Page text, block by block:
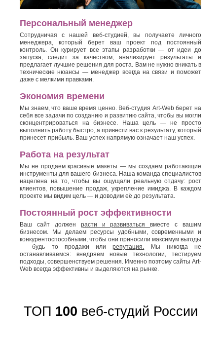
Персональный менеджер
Сотрудничая с нашей веб-студией, вы получаете личного
менеджера, который берет ваш проект под постоянный
контроль. Он курирует все этапы разработки — от идеи до
запуска, следит за качеством, анализирует результаты и
предлагает лучшие решения для роста. Вам не нужно вникать в
технические нюансы — менеджер всегда на связи и поможет
даже с мелкими правками.
Экономия времени
Мы знаем, что ваше время ценно. Веб-студия Art-Web берет на
себя все задачи по созданию и развитию сайта, чтобы вы могли
сконцентрироваться на бизнесе. Наша цель — не просто
выполнить работу быстро, а привести вас к результату, который
принесет прибыль. Ваш успех напрямую означает наш успех.
Работа на результат
Мы не продаем красивые макеты — мы создаем работающие
инструменты для вашего бизнеса. Наша команда специалистов
нацелена на то, чтобы вы ощущали реальную отдачу: рост
клиентов, повышение продаж, укрепление имиджа. В каждом
проекте мы видим цель — и доводим её до результата.
Постоянный рост эффективности
Ваш сайт должен расти и развиватьсявместе с вашим
бизнесом. Мы делаем ресурсы удобными, современными и
конкурентоспособными, чтобы они приносили максимум выгоды
— будь то продажи илирепутация. Мы никогда не
останавливаемся: внедряем новые технологии, тестируем
подходы, совершенствуем решения. Именно поэтому сайты Art-
Web всегда эффективны и выделяются на рынке.
ТОП 100 веб-студий России